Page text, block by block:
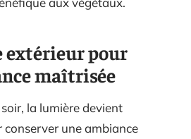
extérieur pour
maîtrisée
la lumière devient
une ambiance